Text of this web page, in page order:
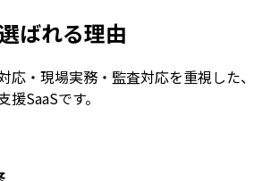
ばれる理由
応・現場実務・監査対応を重視した、
SaaSです。